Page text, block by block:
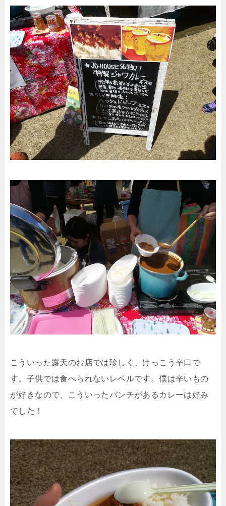
こういった露天のお店では珍しく、けっこう辛口で
す。子供では食べられないレベルです。僕は辛いもの
が好きなので、こういったパンチがあるカレーは好み
でした！